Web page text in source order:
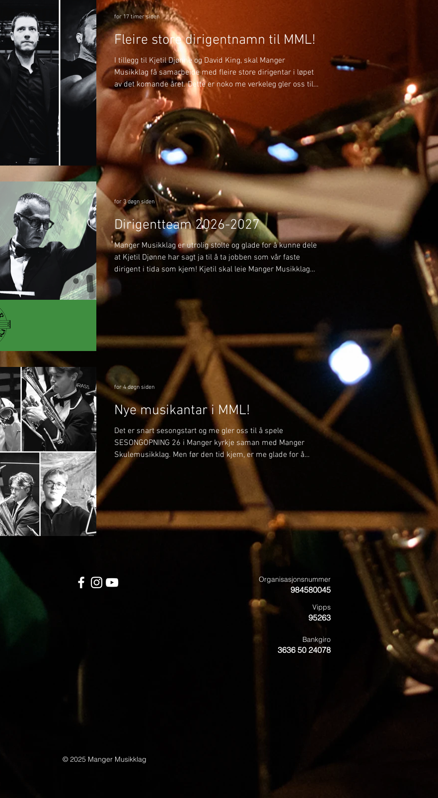
Fleire store dirigentnamn til MML!
I tillegg til Kjetil Djønne og David King, skal Manger
Musikklag få samarbeide med fleire store dirigentar i løpet
av det komande året. Dette er noko me verkeleg gler oss til!
På BrassWind og Julekonserten skal me bli betre kjende
med Margie Antrobus. Margie har tidlegare spelt i Manger
Musikklag og kjenner på mange måtar laget godt – men
denne gongen skal ho stå framfor MML og leie oss som
dirigent. Det vert eit spanande gjensyn i ei ny rolle som me
gler me oss stort til! 🎶
for 17 timer siden
Dirigentteam 2026-2027
Manger Musikklag er utrolig stolte og glade for å kunne dele
at Kjetil Djønne har sagt ja til å ta jobben som vår faste
dirigent i tida som kjem! Kjetil skal leie Manger Musikklag
på flere av våre store konsertar, mellom anna
under det Svenske mesterskapet i november. Han skal også
vere med oss når vi deltar i Siddis Brass, og i ikkje minst
førebu laget frem mot NM Brass. Me gler oss stort til eit
spanande samarbeid med
for 3 døgn siden
Nye musikantar i MML!
Det er snart sesongstart og me gler oss til å spele
SESONGOPNING 26 i Manger kyrkje saman med Manger
Skulemusikklag. Men før den tid kjem, er me glade for å
kunne presentere fleire nye medlemar i MML frå hausten
2026. Det er eit par tidlegare musikantar som kjem tilbake
til laget, i tillegg til at me har ein del nye ansikt som me gler
oss til å ta i mot. SOPRAN - TOMIN TOLLEFSEN Tomin har
tidlegare spelt i korps som Kleppe Musikklag og Tertnes
Brass, og skal no sitje på sopra
for 4 døgn siden
Organisasjonsnummer
984580045
Vipps
95263
Bankgiro
3636 50 24078
© 2025 Manger Musikklag